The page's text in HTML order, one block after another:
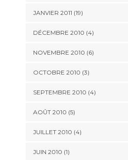
JANVIER 2011 (19)
DÉCEMBRE 2010 (4)
NOVEMBRE 2010 (6)
OCTOBRE 2010 (3)
SEPTEMBRE 2010 (4)
AOÛT 2010 (5)
JUILLET 2010 (4)
JUIN 2010 (1)